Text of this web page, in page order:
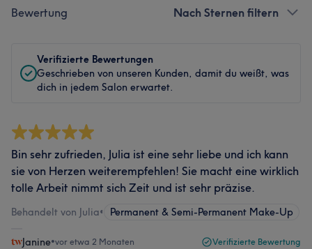
Bewertung Nach Sternen filtern
Verifizierte Bewertungen
Geschrieben von unseren Kunden, damit du weißt, was
dich in jedem Salon erwartet.
Bin sehr zufrieden, Julia ist eine sehr liebe und ich kann
sie von Herzen weiterempfehlen! Sie macht eine wirklich
tolle Arbeit nimmt sich Zeit und ist sehr präzise.
Behandelt von Julia• Permanent & Semi-Permanent Make-Up
Janine•vor etwa 2 Monaten Verifizierte Bewertung